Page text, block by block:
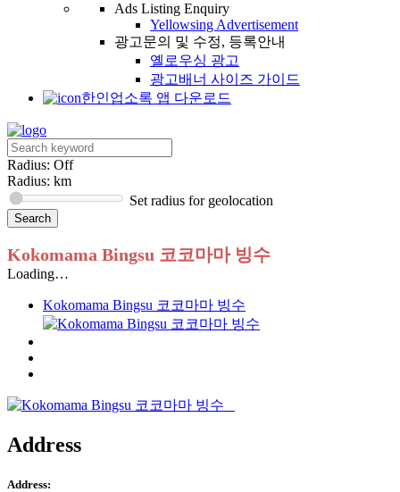
Ads Listing Enquiry
Yellowsing Advertisement
광고문의 및 수정, 등록안내
옐로우싱 광고
광고배너 사이즈 가이드
한인업소록 앱 다운로드
Radius: Off
Radius: km
Set radius for geolocation
Kokomama Bingsu 코코마마 빙수
Loading…
Kokomama Bingsu 코코마마 빙수
Address
Address: